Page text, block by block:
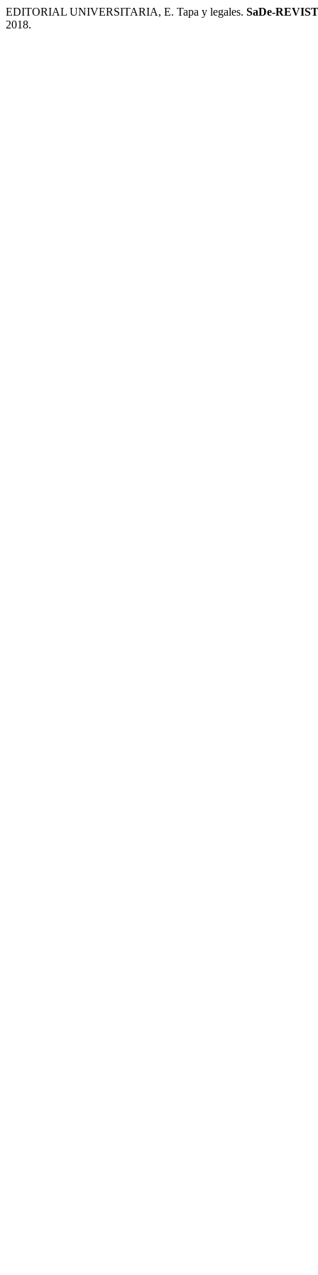
EDITORIAL UNIVERSITARIA, E. Tapa y legales. SaDe-
2018.